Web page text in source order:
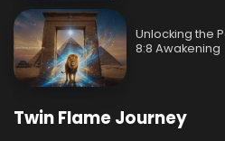
Unlocking the
8:8 Awakening
Twin Flame Journey